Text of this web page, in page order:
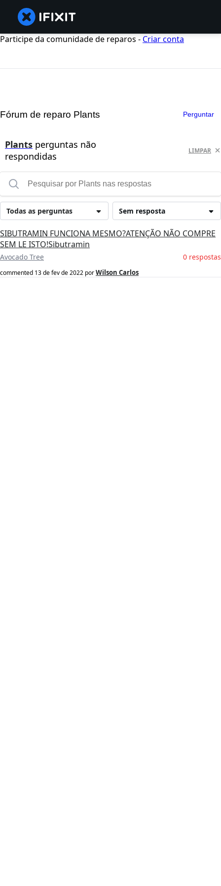
Participe da comunidade de reparos - Criar conta
Fórum de reparo Plants Perguntar
Plants perguntas não
respondidas
LIMPAR
Sem resposta
Todas as perguntas
SIBUTRAMIN FUNCIONA MESMO?ATENÇÃO NÃO COMPRE
SEM LE ISTO!Sibutramin
Avocado Tree 0 respostas
commented 13 de fev de 2022 porWilson Carlos